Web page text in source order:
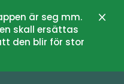
är seg mm.
skall ersättas
den blir för stor